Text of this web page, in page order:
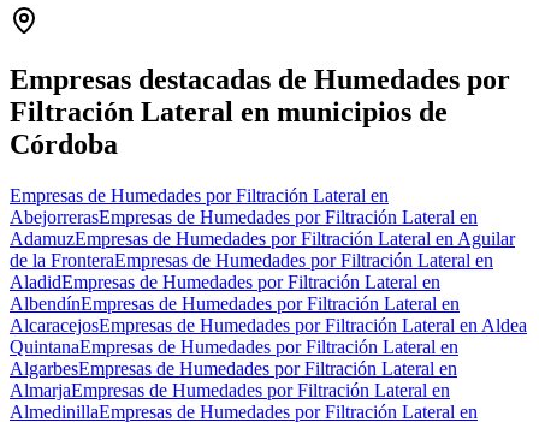
−
Empresas destacadas de Humedades por
Filtración Lateral en municipios de
Córdoba
Empresas de Humedades por Filtración Lateral en
AbejorrerasEmpresas de Humedades por Filtración Lateral en
AdamuzEmpresas de Humedades por Filtración Lateral en Aguilar
de la FronteraEmpresas de Humedades por Filtración Lateral en
AladidEmpresas de Humedades por Filtración Lateral en
AlbendínEmpresas de Humedades por Filtración Lateral en
AlcaracejosEmpresas de Humedades por Filtración Lateral en Aldea
QuintanaEmpresas de Humedades por Filtración Lateral en
AlgarbesEmpresas de Humedades por Filtración Lateral en
AlmarjaEmpresas de Humedades por Filtración Lateral en
AlmedinillaEmpresas de Humedades por Filtración Lateral en